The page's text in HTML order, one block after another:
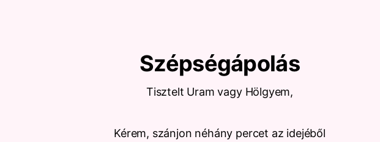
Szépségápolás
Tisztelt Uram vagy Hölgyem,
Kérem, szánjon néhány percet az idejéből